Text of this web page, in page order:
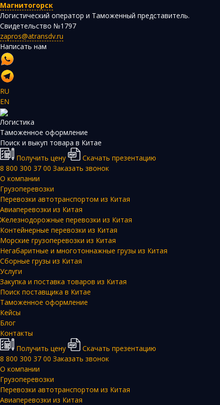
Магнитогорск
Логистический оператор и Таможенный представитель.
Свидетельство №1797
zapros@atransdv.ru
Написать нам
RU
EN
Логистика
Таможенное оформление
Поиск и выкуп товара в Китае
Получить цену
Скачать презентацию
8 800 300 37 00 Заказать звонок
О компании
Грузоперевозки
Перевозки автотранспортом из Китая
Авиаперевозки из Китая
Железнодорожные перевозки из Китая
Контейнерные перевозки из Китая
Морские грузоперевозки из Китая
Негабаритные и многотоннажные грузы из Китая
Сборные грузы из Китая
Услуги
Закупка и поставка товаров из Китая
Поиск поставщика в Китае
Таможенное оформление
Кейсы
Блог
Контакты
Получить цену
Скачать презентацию
8 800 300 37 00 Заказать звонок
О компании
Грузоперевозки
Перевозки автотранспортом из Китая
Авиаперевозки из Китая